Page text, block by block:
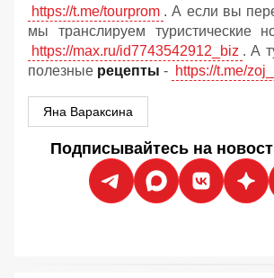
https://t.me/tourprom . А если вы
мы транслируем туристические
https://max.ru/id7743542912_biz . А
полезные рецепты - https://t.me/
Яна Вараксина
Подписывайтесь на